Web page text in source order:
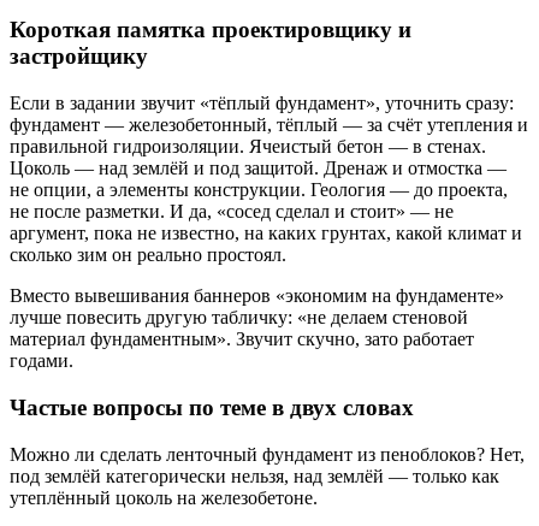
Короткая памятка проектировщику и
застройщику
Если в задании звучит «тёплый фундамент», уточнить сразу:
фундамент — железобетонный, тёплый — за счёт утепления и
правильной гидроизоляции. Ячеистый бетон — в стенах.
Цоколь — над землёй и под защитой. Дренаж и отмостка —
не опции, а элементы конструкции. Геология — до проекта,
не после разметки. И да, «сосед сделал и стоит» — не
аргумент, пока не известно, на каких грунтах, какой климат и
сколько зим он реально простоял.
Вместо вывешивания баннеров «экономим на фундаменте»
лучше повесить другую табличку: «не делаем стеновой
материал фундаментным». Звучит скучно, зато работает
годами.
Частые вопросы по теме в двух словах
Можно ли сделать ленточный фундамент из пеноблоков? Нет,
под землёй категорически нельзя, над землёй — только как
утеплённый цоколь на железобетоне.